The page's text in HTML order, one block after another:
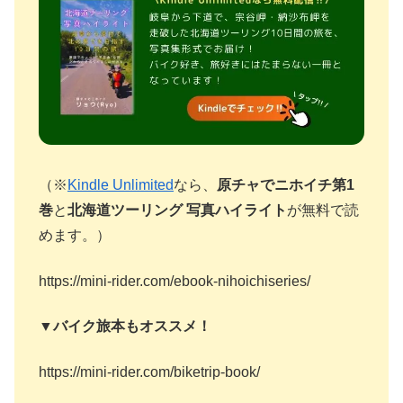
（※ Kindle Unlimitedなら、 原チャでニホイチ第1
巻と北海道ツーリング 写真ハイライト が無料で読
めます。）
https://mini-rider.com/ebook-nihoichiseries/
▼バイク旅本もオススメ！
https://mini-rider.com/biketrip-book/